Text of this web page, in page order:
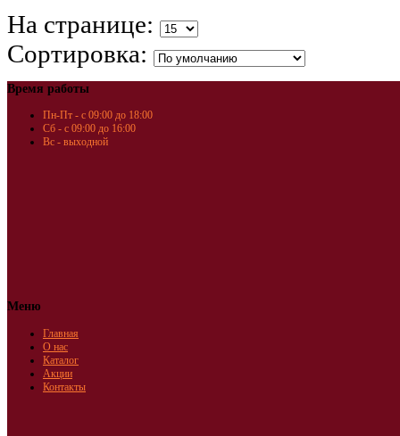
На странице:
Сортировка:
Время работы
Пн-Пт - с 09:00 до 18:00
Сб - с 09:00 до 16:00
Вс - выходной
Меню
Главная
О нас
Каталог
Акции
Контакты